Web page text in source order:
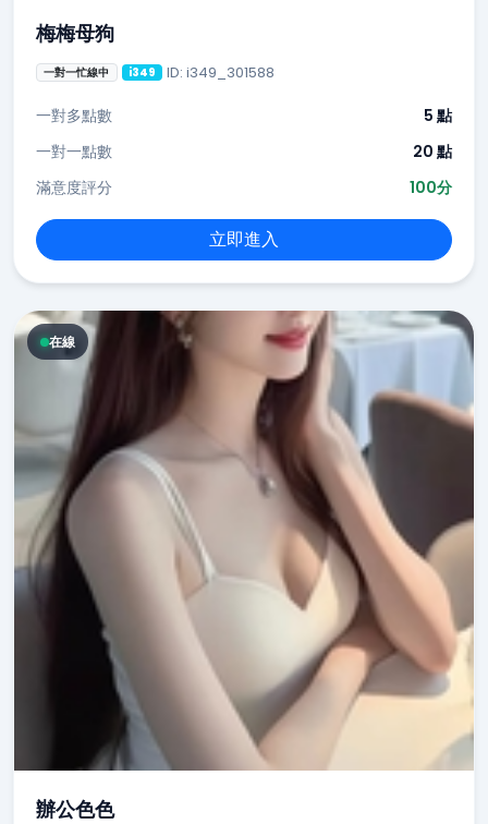
梅梅母狗
一對一忙線中 i349 ID: i349_301588
一對多點數
5 點
一對一點數
20 點
滿意度評分
100分
立即進入
在線
辦公色色